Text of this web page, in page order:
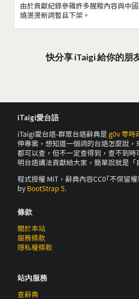
由於貢獻紀錄參雜許多腥羶內容與中
燒燙燙新詞暫且下架。
快分享 iTaigi 給你的朋
iTaigi愛台語
iTaigi愛台語-群眾台語辭典是 g0v 零時
伸專案，想知道一個詞的台語怎麼說，
都可以查，但不一定查得到，查不到時
明台語講法貢獻給大家，簡單說就是「
程式授權 MIT，辭典內容CC0｢不保留
by BootStrap 5.
條款
關於本站
服務條款
隱私權條款
站內服務
查辭典